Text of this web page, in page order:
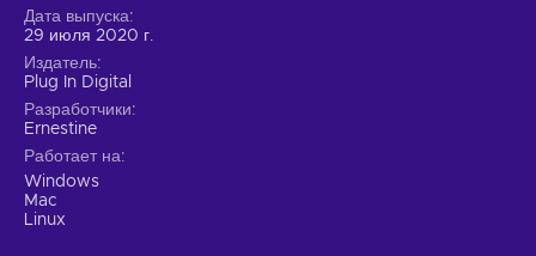
Дата выпуска
29 июля 2020 г.
Издатель
Plug In Digital
Разработчики
Ernestine
Работает на
Windows
Mac
Linux